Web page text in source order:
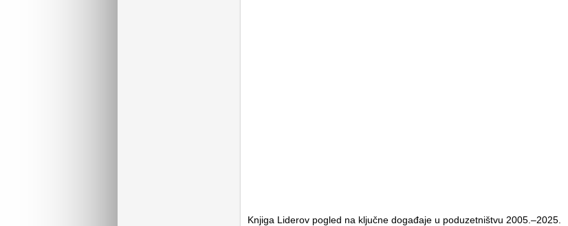
Knjiga Liderov pogled na ključne događaje u poduzetništvu 2005.–2025.